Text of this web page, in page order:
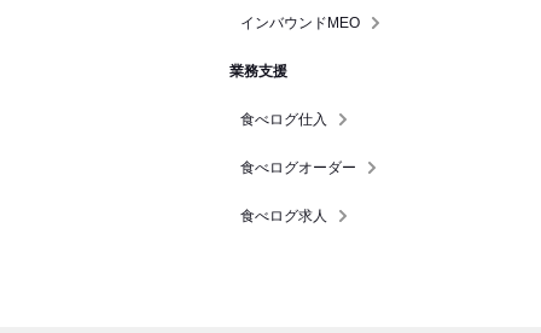
インバウンドMEO
業務支援
食べログ仕入
食べログオーダー
食べログ求人